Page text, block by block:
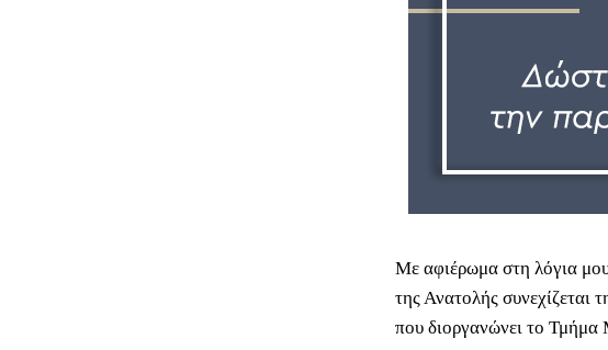
Με αφιέρωμα στη λόγια
της Ανατολής
που διοργανώνει το